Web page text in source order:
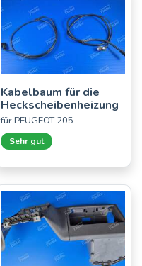
Kabelbaum für die
Heckscheibenheizung
für PEUGEOT 205
Sehr gut